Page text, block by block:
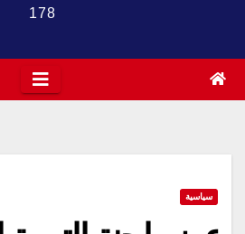
178
سياسية